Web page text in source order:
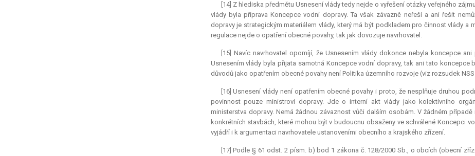
[14] Z hlediska předmětu Usnesení vlády tedy nejde o vyřešení otázky veřejného
vlády byla příprava Koncepce vodní dopravy. Ta však závazně neřeší a ani řešit
dopravy je strategickým materiálem vlády, který má být podkladem pro činnost vlády a
regulace nejde o opatření obecné povahy, tak jak dovozuje navrhovatel.
[15] Navíc navrhovatel opomíjí, že Usnesením vlády dokonce nebyla koncepce
Usnesením vlády byla přijata samotná Koncepce vodní dopravy, tak ani tato
důvodů jako opatřením obecné povahy není Politika územního rozvoje (viz rozsudek
[16] Usnesení vlády není opatřením obecné povahy i proto, že nesplňuje druhou
povinnost pouze ministrovi dopravy. Jde o interní akt vlády jako kolektivního
ministerstva dopravy. Nemá žádnou závaznost vůči dalším osobám. V žádném
konkrétních stavbách, které mohou být v budoucnu obsaženy ve schválené Koncepci
vyjádří i k argumentaci navrhovatele ustanoveními obecního a krajského zřízení.
[17] Podle § 61 odst. 2 písm. b) bod 1 zákona č. 128/2000 Sb., o obcích (obecní